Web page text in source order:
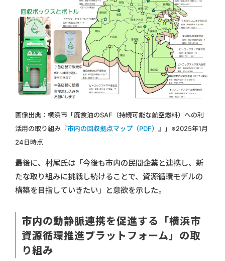
画像出典：横浜市「廃食油のSAF（持続可能な航空燃料）への利
活用の取り組み『市内の回収拠点マップ（PDF） 』」 ※2025年1月
24日時点
最後に、村尾氏は「今後も市内の民間企業と連携し、新
たな取り組みに挑戦し続けることで、資源循環モデルの
構築を目指していきたい」と意欲を示した。
市内の動静脈連携を促進する「横浜市
資源循環推進プラットフォーム」の取
り組み